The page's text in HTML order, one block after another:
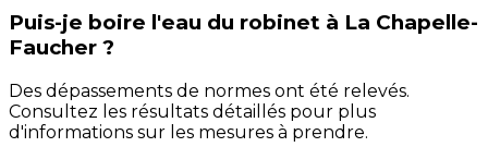
Puis-je boire l'eau du robinet à La Chapelle-
Faucher ?
Des dépassements de normes ont été relevés.
Consultez les résultats détaillés pour plus
d'informations sur les mesures à prendre.